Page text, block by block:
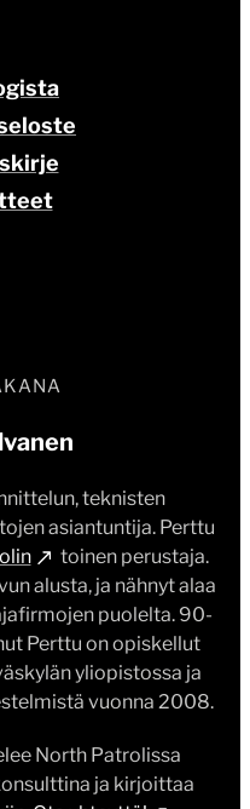
teknisten
asiantuntija. Perttu
toinen perustaja.
alusta, ja nähnyt alaa
puolelta. 90-
Perttu on opiskellut
yliopistossa ja
vuonna 2008.
North Patrolissa
ja kirjoittaa